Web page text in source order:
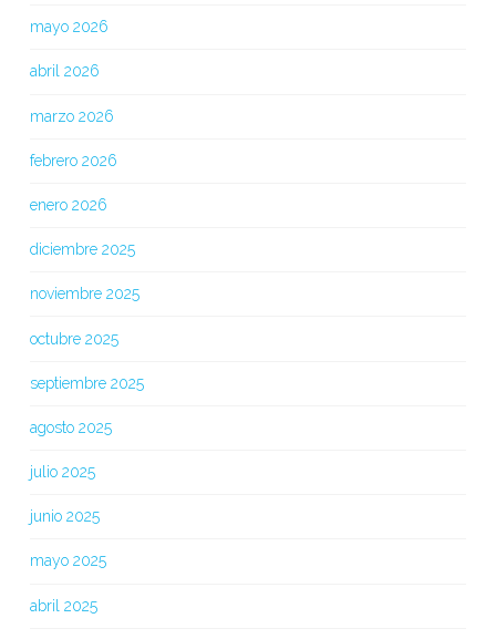
mayo 2026
abril 2026
marzo 2026
febrero 2026
enero 2026
diciembre 2025
noviembre 2025
octubre 2025
septiembre 2025
agosto 2025
julio 2025
junio 2025
mayo 2025
abril 2025